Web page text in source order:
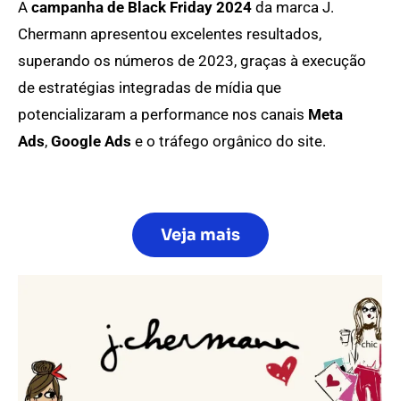
A campanha de Black Friday 2024 da marca J.
Chermann apresentou excelentes resultados,
superando os números de 2023, graças à execução
de estratégias integradas de mídia que
potencializaram a performance nos canais Meta
Ads, Google Ads e o tráfego orgânico do site.
Veja mais